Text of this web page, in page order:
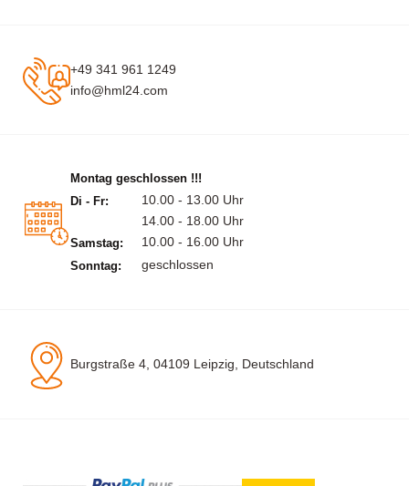
+49 341 961 1249
info@hml24.com
Montag geschlossen !!!
Di - Fr:
10.00 - 13.00 Uhr
14.00 - 18.00 Uhr
Samstag: 10.00 - 16.00 Uhr
Sonntag: geschlossen
Burgstraße 4, 04109 Leipzig, Deutschland